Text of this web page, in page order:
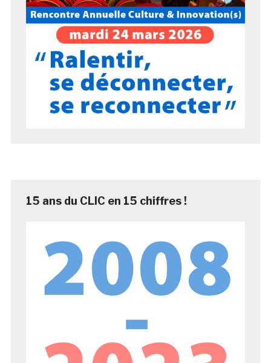
15 ans du CLIC en 15 chiffres !